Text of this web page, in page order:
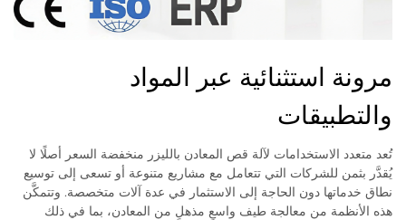
مرونة استثنائية عبر المواد
والتطبيقات
تُعد متعدد الاستخدامات لآلة قص المعادن بالليزر منخفضة السعر أصلًا لا
يُقدَّر بثمن للشركات التي تتعامل مع مشاريع متنوعة أو تسعى إلى توسيع
نطاق خدماتها دون الحاجة إلى الاستثمار في عدة آلات متخصصة. وتتمكَّن
هذه الأنظمة من معالجة طيف واسعٍ مذهلٍ من المعادن، بما في ذلك